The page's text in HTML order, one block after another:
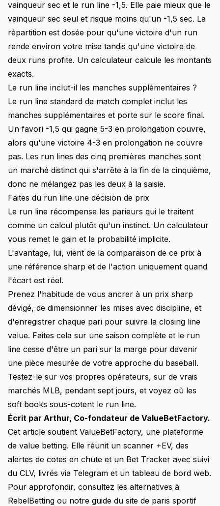
vainqueur sec et le run line -1,5. Elle paie mieux que le
vainqueur sec seul et risque moins qu'un -1,5 sec. La
répartition est dosée pour qu'une victoire d'un run
rende environ votre mise tandis qu'une victoire de
deux runs profite. Un calculateur calcule les montants
exacts.
Le run line inclut-il les manches supplémentaires ?
Le run line standard de match complet inclut les
manches supplémentaires et porte sur le score final.
Un favori -1,5 qui gagne 5-3 en prolongation couvre,
alors qu'une victoire 4-3 en prolongation ne couvre
pas. Les run lines des cinq premières manches sont
un marché distinct qui s'arrête à la fin de la cinquième,
donc ne mélangez pas les deux à la saisie.
Faites du run line une décision de prix
Le run line récompense les parieurs qui le traitent
comme un calcul plutôt qu'un instinct. Un calculateur
vous remet le gain et la probabilité implicite.
L'avantage, lui, vient de la comparaison de ce prix à
une référence sharp et de l'action uniquement quand
l'écart est réel.
Prenez l'habitude de vous ancrer à un prix sharp
dévigé, de dimensionner les mises avec discipline, et
d'enregistrer chaque pari pour suivre la closing line
value. Faites cela sur une saison complète et le run
line cesse d'être un pari sur la marge pour devenir
une pièce mesurée de votre approche du baseball.
Testez-le sur vos propres opérateurs, sur de vrais
marchés MLB, pendant sept jours, et voyez où les
soft books sous-cotent le run line.
Écrit par Arthur, Co-fondateur de ValueBetFactory.
Cet article soutient ValueBetFactory, une plateforme
de value betting. Elle réunit un scanner +EV, des
alertes de cotes en chute et un Bet Tracker avec suivi
du CLV, livrés via Telegram et un tableau de bord web.
Pour approfondir, consultez les alternatives à
RebelBetting ou notre guide du site de paris sportif